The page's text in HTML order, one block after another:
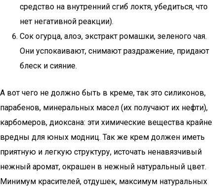
средство на внутренний сгиб локтя, убедиться, что
нет негативной реакции).
Сок огурца, алоэ, экстракт ромашки, зеленого чая.
Они успокаивают, снимают раздражение, придают
блеск и сияние.
А вот чего не должно быть в креме, так это силиконов,
парабенов, минеральных масел (их получают их нефти),
карбомеров, диоксана: эти химические вещества крайне
вредны для юных модниц. Так же крем должен иметь
приятную и легкую структуру, источать ненавязчивый
нежный аромат, окрашен в нежный натуральный цвет.
Минимум красителей, отдушек, максимум натуральных